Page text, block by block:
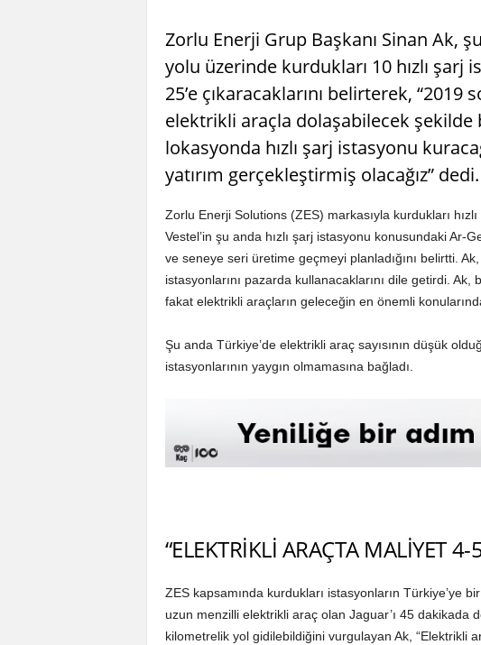
Zorlu Enerji Grup Başkanı Sinan Ak,
yolu üzerinde kurdukları 10 hızlı şarj
25’e çıkaracaklarını belirterek,
elektrikli araçla dolaşabilecek şekilde
lokasyonda hızlı şarj istasyonu
yatırım gerçekleştirmiş olacağız” dedi.
Zorlu Enerji Solutions (ZES) markasıyla kurdukları
Vestel’in şu anda hızlı şarj istasyonu konusundaki Ar-
ve seneye seri üretime geçmeyi planladığını belirtti.
istasyonlarını pazarda kullanacaklarını dile getirdi. Ak,
fakat elektrikli araçların geleceğin en önemli
Şu anda Türkiye’de elektrikli araç sayısının düşük
istasyonlarının yaygın olmamasına bağladı.
“ELEKTRİKLİ ARAÇTA MALİYET
ZES kapsamında kurdukları istasyonların Türkiye’ye
uzun menzilli elektrikli araç olan Jaguar’ı 45 dakikada
kilometrelik yol gidilebildiğini vurgulayan Ak, “Elektrikli